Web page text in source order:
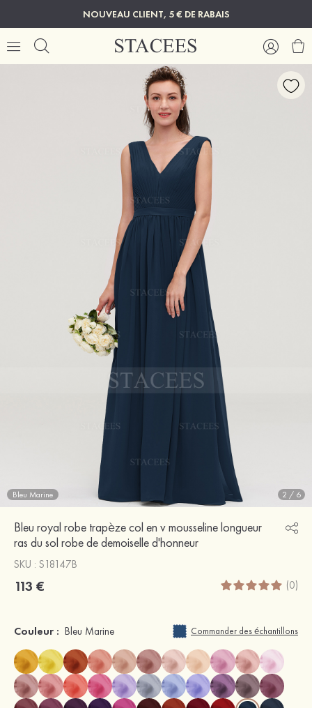
NOUVEAU CLIENT, 5 € DE RABAIS
Bleu Marine 2 / 6
Bleu royal robe trapèze col en v mousseline longueur
ras du sol robe de demoiselle d'honneur
SKU : S18147B
113 € (0)
Couleur : Bleu Marine Commander des échantillons